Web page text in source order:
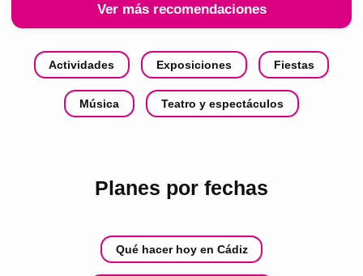
Ver más recomendaciones
Actividades Exposiciones Fiestas
Música Teatro y espectáculos
Planes por fechas
Qué hacer hoy en Cádiz